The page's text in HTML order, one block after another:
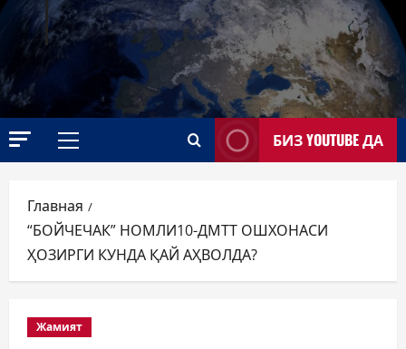
Основное
БИЗ YOUTUBE ДА
Главная
“БОЙЧЕЧАК” НОМЛИ10-ДМТТ ОШХОНАСИ
ҲОЗИРГИ КУНДА ҚАЙ АҲВОЛДА?
Жамият